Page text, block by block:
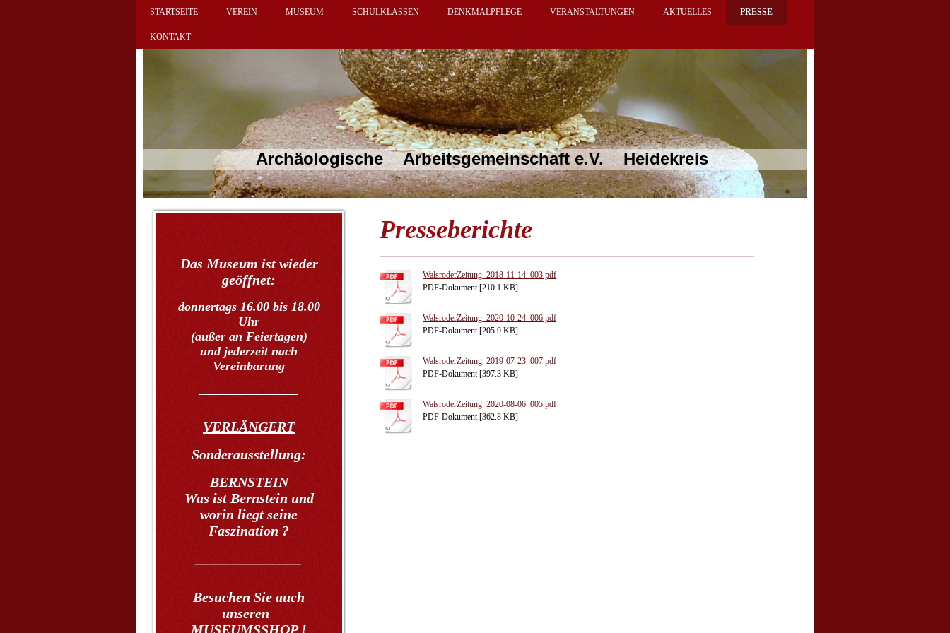
STARTSEITE VEREIN MUSEUM SCHULKLASSEN DENKMALPFLEGE VERANSTALTUNGEN AKTUELLES PRESSE
KONTAKT
Archäologische Arbeitsgemeinschaft e.V. Heidekreis
Das Museum ist wieder
geöffnet:
donnertags 16.00 bis 18.00
Uhr
(außer an Feiertagen)
und jederzeit nach
Vereinbarung
VERLÄNGERT
Sonderausstellung:
BERNSTEIN
Was ist Bernstein und
worin liegt seine
Faszination ?
Besuchen Sie auch
unseren
MUSEUMSSHOP !
Presseberichte
WalsroderZeitung_2018-11-14_003.pdf
PDF-Dokument [210.1 KB]
WalsroderZeitung_2020-10-24_006.pdf
PDF-Dokument [205.9 KB]
WalsroderZeitung_2019-07-23_007.pdf
PDF-Dokument [397.3 KB]
WalsroderZeitung_2020-08-06_005.pdf
PDF-Dokument [362.8 KB]